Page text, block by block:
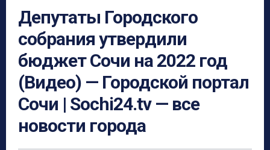
Депутаты Городского
собрания утвердили
бюджет Сочи на 2022 год
(Видео) — Городской портал
Сочи | Sochi24.tv — все
новости города